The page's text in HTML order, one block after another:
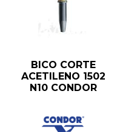
BICO CORTE
ACETILENO 1502
N10 CONDOR